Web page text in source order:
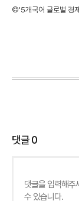
©'5개국어 글로벌 경
댓글0